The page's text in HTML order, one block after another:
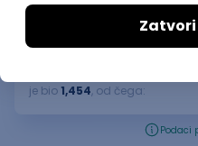
Broj
je bio 1,454, od čega:
Podaci